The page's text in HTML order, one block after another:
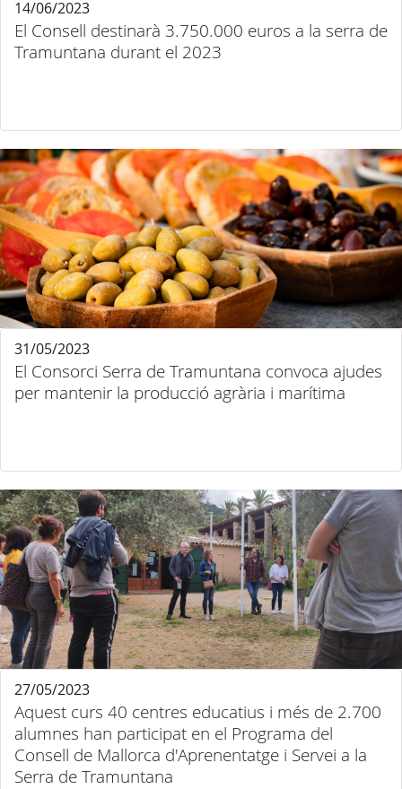
El Consell destinarà 3.750.000 euros a la serra de
Tramuntana durant el 2023
14/06/2023
El Consorci Serra de Tramuntana convoca ajudes
per mantenir la producció agrària i marítima
31/05/2023
Aquest curs 40 centres educatius i més de 2.700
alumnes han participat en el Programa del
Consell de Mallorca d'Aprenentatge i Servei a la
Serra de Tramuntana
27/05/2023